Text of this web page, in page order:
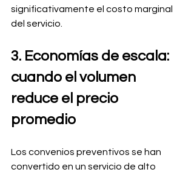
significativamente el costo marginal
del servicio.
3. Economías de escala:
cuando el volumen
reduce el precio
promedio
Los convenios preventivos se han
convertido en un servicio de alto